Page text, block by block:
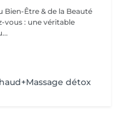
Bien-Être & de la Beauté
vous : une véritable
détox